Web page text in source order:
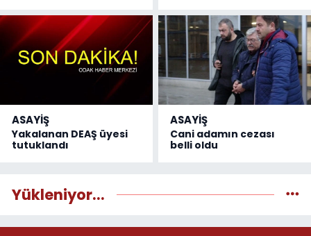
ASAYİŞ
Yakalanan DEAŞ üyesi
tutuklandı
ASAYİŞ
Cani adamın cezası
belli oldu
Yükleniyor...